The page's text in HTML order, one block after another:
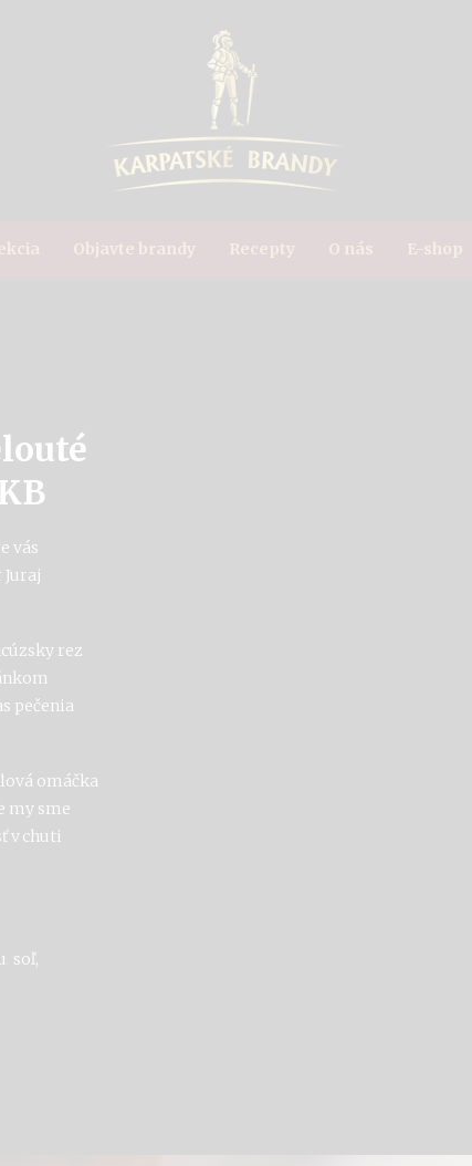
Objavte brandy Recepty O nás E-shop
vás
Juraj
rez
pečenia
omáčka
my sme
v chuti
soľ,